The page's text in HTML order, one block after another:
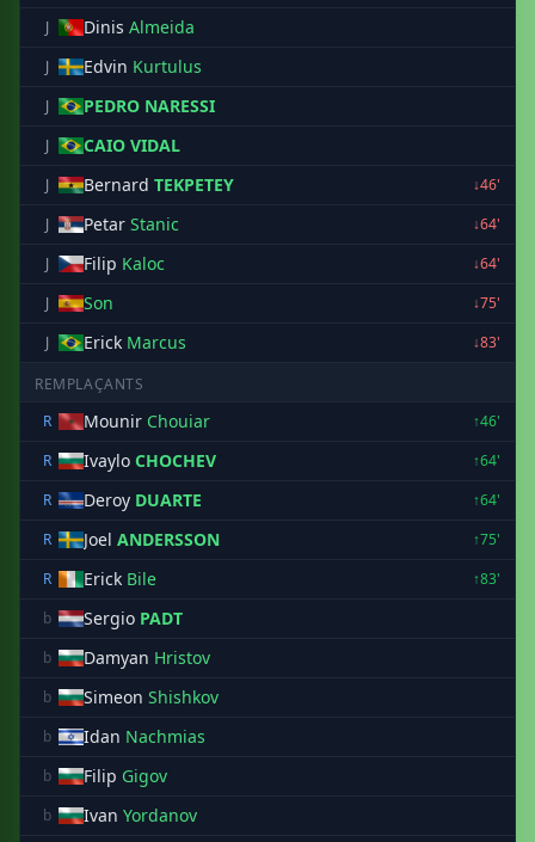
J Dinis Almeida
J Edvin Kurtulus
J PEDRO NARESSI
J CAIO VIDAL
J Bernard TEKPETEY
↓46'
J
Petar Stanic
↓64'
J
Filip Kaloc
↓64'
J
Son
↓75'
J
Erick Marcus ↓83'
REMPLAÇANTS
R
Mounir Chouiar
↑46'
R
Ivaylo CHOCHEV
↑64'
R
Deroy DUARTE
↑64'
R
Joel ANDERSSON
↑75'
R
Erick Bile
↑83'
b
Sergio PADT
b Damyan Hristov
b Simeon Shishkov
b Idan Nachmias
b Filip Gigov
b Ivan Yordanov